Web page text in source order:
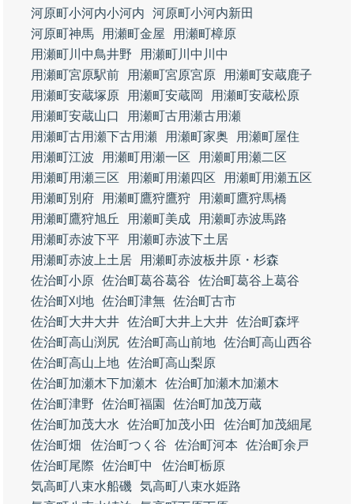
河原町小河内小河内
河原町小河内新田
河原町神馬
用瀬町金屋
用瀬町樟原
用瀬町川中鳥井野
用瀬町川中川中
用瀬町宮原駅前
用瀬町宮原宮原
用瀬町安蔵鹿子
用瀬町安蔵塚原
用瀬町安蔵岡
用瀬町安蔵松原
用瀬町安蔵山口
用瀬町古用瀬古用瀬
用瀬町古用瀬下古用瀬
用瀬町家奥
用瀬町屋住
用瀬町江波
用瀬町用瀬一区
用瀬町用瀬二区
用瀬町用瀬三区
用瀬町用瀬四区
用瀬町用瀬五区
用瀬町別府
用瀬町鷹狩鷹狩
用瀬町鷹狩馬橋
用瀬町鷹狩旭丘
用瀬町美成
用瀬町赤波馬路
用瀬町赤波下平
用瀬町赤波下土居
用瀬町赤波上土居
用瀬町赤波板井原・杉森
佐治町小原 佐治町葛谷葛谷
佐治町葛谷上葛谷
佐治町刈地 佐治町津無 佐治町古市
佐治町大井大井 佐治町大井上大井 佐治町森坪
佐治町高山渕尻 佐治町高山前地 佐治町高山西谷
佐治町高山上地 佐治町高山梨原
佐治町加瀬木下加瀬木
佐治町加瀬木加瀬木
佐治町津野
佐治町福園
佐治町加茂万蔵
佐治町加茂大水
佐治町加茂小田
佐治町加茂細尾
佐治町畑
佐治町つく谷 佐治町河本
佐治町余戸
佐治町尾際
佐治町中
佐治町栃原
気高町八束水船磯 気高町八束水姫路